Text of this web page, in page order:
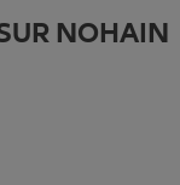
NOHAIN